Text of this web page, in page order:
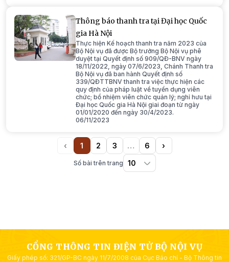
Thông báo thanh tra tại Đại học Quốc
gia Hà Nội
Thực hiện Kế hoạch thanh tra năm 2023 của
Bộ Nội vụ đã được Bộ trưởng Bộ Nội vụ phê
duyệt tại Quyết định số 909/QĐ-BNV ngày
18/11/2022, ngày 07/6/2023, Chánh Thanh tra
Bộ Nội vụ đã ban hành Quyết định số
339/QĐTTBNV thanh tra việc thực hiện các
quy định của pháp luật về tuyển dụng viên
chức; bổ nhiệm viên chức quản lý; nghỉ hưu tại
Đại học Quốc gia Hà Nội giai đoạn từ ngày
01/01/2020 đến ngày 30/4/2023.
06/11/2023
Số bài trên trang
‹Previous
1(current)
2 3 …More
6 ›Next
CỔNG THÔNG TIN ĐIỆN TỬ BỘ NỘI VỤ
Giấy phép số: 321/GP-BC ngày 11/7/2008 của Cục Báo chí - Bộ Thông tin